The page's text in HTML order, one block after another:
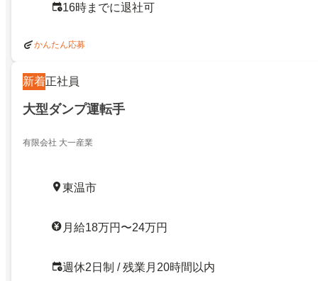
16時までに退社可
かんたん応募
新着正社員
大型ダンプ運転手
有限会社 大一産業
東温市
月給18万円〜24万円
週休2日制 / 残業月20時間以内